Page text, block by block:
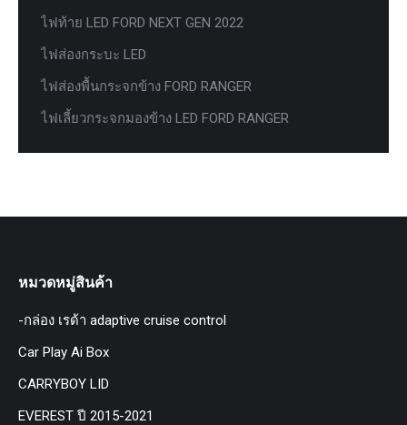
ไฟท้าย LED FORD NEXT GEN 2022
ไฟส่องกระบะ LED
ไฟส่องพื้นกระจกข้าง FORD RANGER
ไฟเลี้ยวกระจกมองข้าง LED FORD RANGER
หมวดหมู่สินค้า
-กล่อง เรด้า adaptive cruise control
Car Play Ai Box
CARRYBOY LID
EVEREST ปี 2015-2021